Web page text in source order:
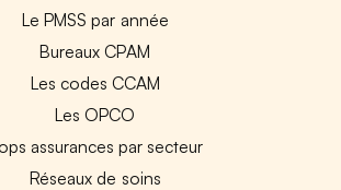
Le PMSS par année
Bureaux CPAM
Les codes CCAM
Les OPCO
assurances par secteur
Réseaux de soins